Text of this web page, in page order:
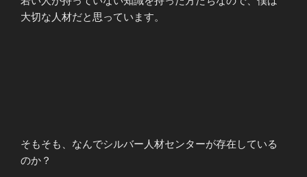
大切な人材だと思っています。
そもそも、なんでシルバー人材センターが存在している
のか？